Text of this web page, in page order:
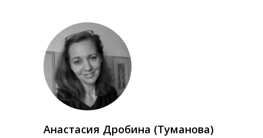
Анастасия Дробина (Туманова)